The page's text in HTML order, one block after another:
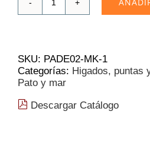
Higado
550g.
(42.26€/Kg)
cantidad
SKU: PADE02-MK-1
Categorías: Higados, puntas
Pato y mar
Descargar Catálogo